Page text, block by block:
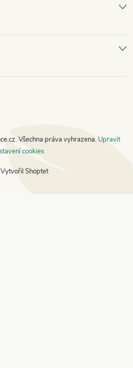
Vytvořil Shoptet
. Všechna práva vyhrazena. Upravit
cookies